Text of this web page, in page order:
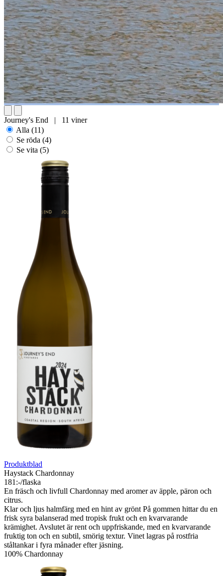
Produktblad
Haystack Chardonnay
181:-/flaska
En fräsch och livfull Chardonnay med aromer av äpple, päron och
citrus.
Klar och ljus halmfärg med en hint av grönt På gommen hittar du en
frisk syra balanserad med tropisk frukt och en kvarvarande
krämighet. Avslutet är rent och uppfriskande, med en kvarvarande
fruktig ton och en subtil, smörig textur. Vinet lagras på rostfria
ståltankar i fyra månader efter jäsning.
Produktblad
Weather Station Sauvignon Blanc
181:-/flaska
Ljus och balanserad Sauvignon Blanc. Klar, blek citronfärg med
inslag av grönt.
Weather Station ger toner av grönt äpple, citrus och grapefrukt,
kompletterad av salt mineralitet och hintar av kiwifrukt. En härlig
tyngd och rund munkänsla. Balanserad naturlig syra ger fräschör